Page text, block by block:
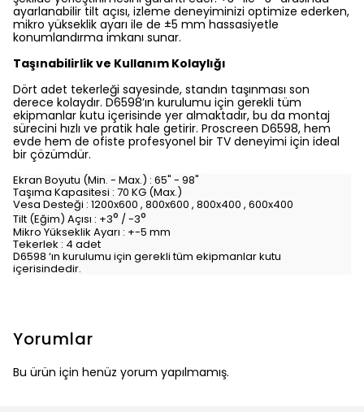
ayarlanabilir tilt açısı, izleme deneyiminizi optimize ederken,
mikro yükseklik ayarı ile de ±5 mm hassasiyetle
konumlandırma imkanı sunar.
Taşınabilirlik ve Kullanım Kolaylığı
Dört adet tekerleği sayesinde, standın taşınması son
derece kolaydır. D6598’ın kurulumu için gerekli tüm
ekipmanlar kutu içerisinde yer almaktadır, bu da montaj
sürecini hızlı ve pratik hale getirir. Proscreen D6598, hem
evde hem de ofiste profesyonel bir TV deneyimi için ideal
bir çözümdür.
Ekran Boyutu (Min. - Max.) : 65" - 98"
Taşıma Kapasitesi : 70 KG (Max.)
Vesa Desteği : 1200x600 , 800x600 , 800x400 , 600x400
Tilt (Eğim) Açısı : +3° / -3°
Mikro Yükseklik Ayarı : +-5 mm
Tekerlek : 4 adet
D6598 ‘ın kurulumu için gerekli tüm ekipmanlar kutu
içerisindedir.
Yorumlar
Bu ürün için henüz yorum yapılmamış.